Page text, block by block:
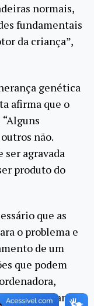
normais,
fundamentais
da criança”,
genética
afirma que o
não.
ser agravada
produto do
que as
o problema e
de um
que podem
a